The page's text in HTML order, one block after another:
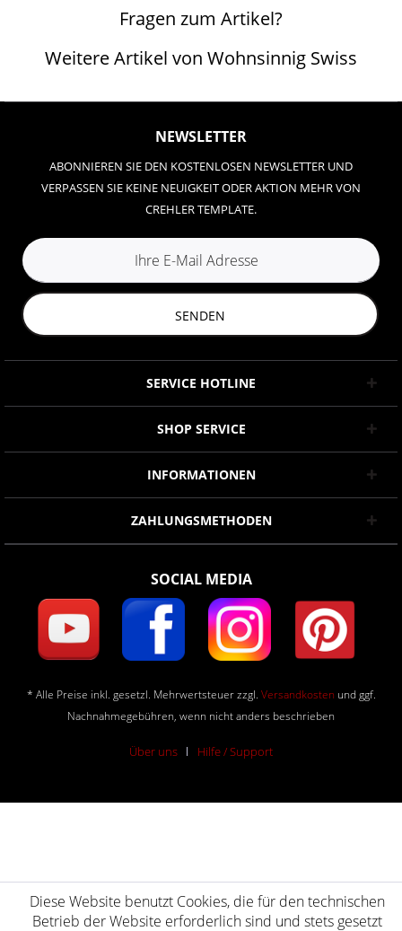
Fragen zum Artikel?
Weitere Artikel von Wohnsinnig Swiss
NEWSLETTER
ABONNIEREN SIE DEN KOSTENLOSEN NEWSLETTER UND
VERPASSEN SIE KEINE NEUIGKEIT ODER AKTION MEHR VON
CREHLER TEMPLATE.
SENDEN
SERVICE HOTLINE
SHOP SERVICE
INFORMATIONEN
ZAHLUNGSMETHODEN
SOCIAL MEDIA
* Alle Preise inkl. gesetzl. Mehrwertsteuer zzgl. Versandkosten und ggf.
Nachnahmegebühren, wenn nicht anders beschrieben
Über uns Hilfe / Support
Diese Website benutzt Cookies, die für den technischen
Betrieb der Website erforderlich sind und stets gesetzt